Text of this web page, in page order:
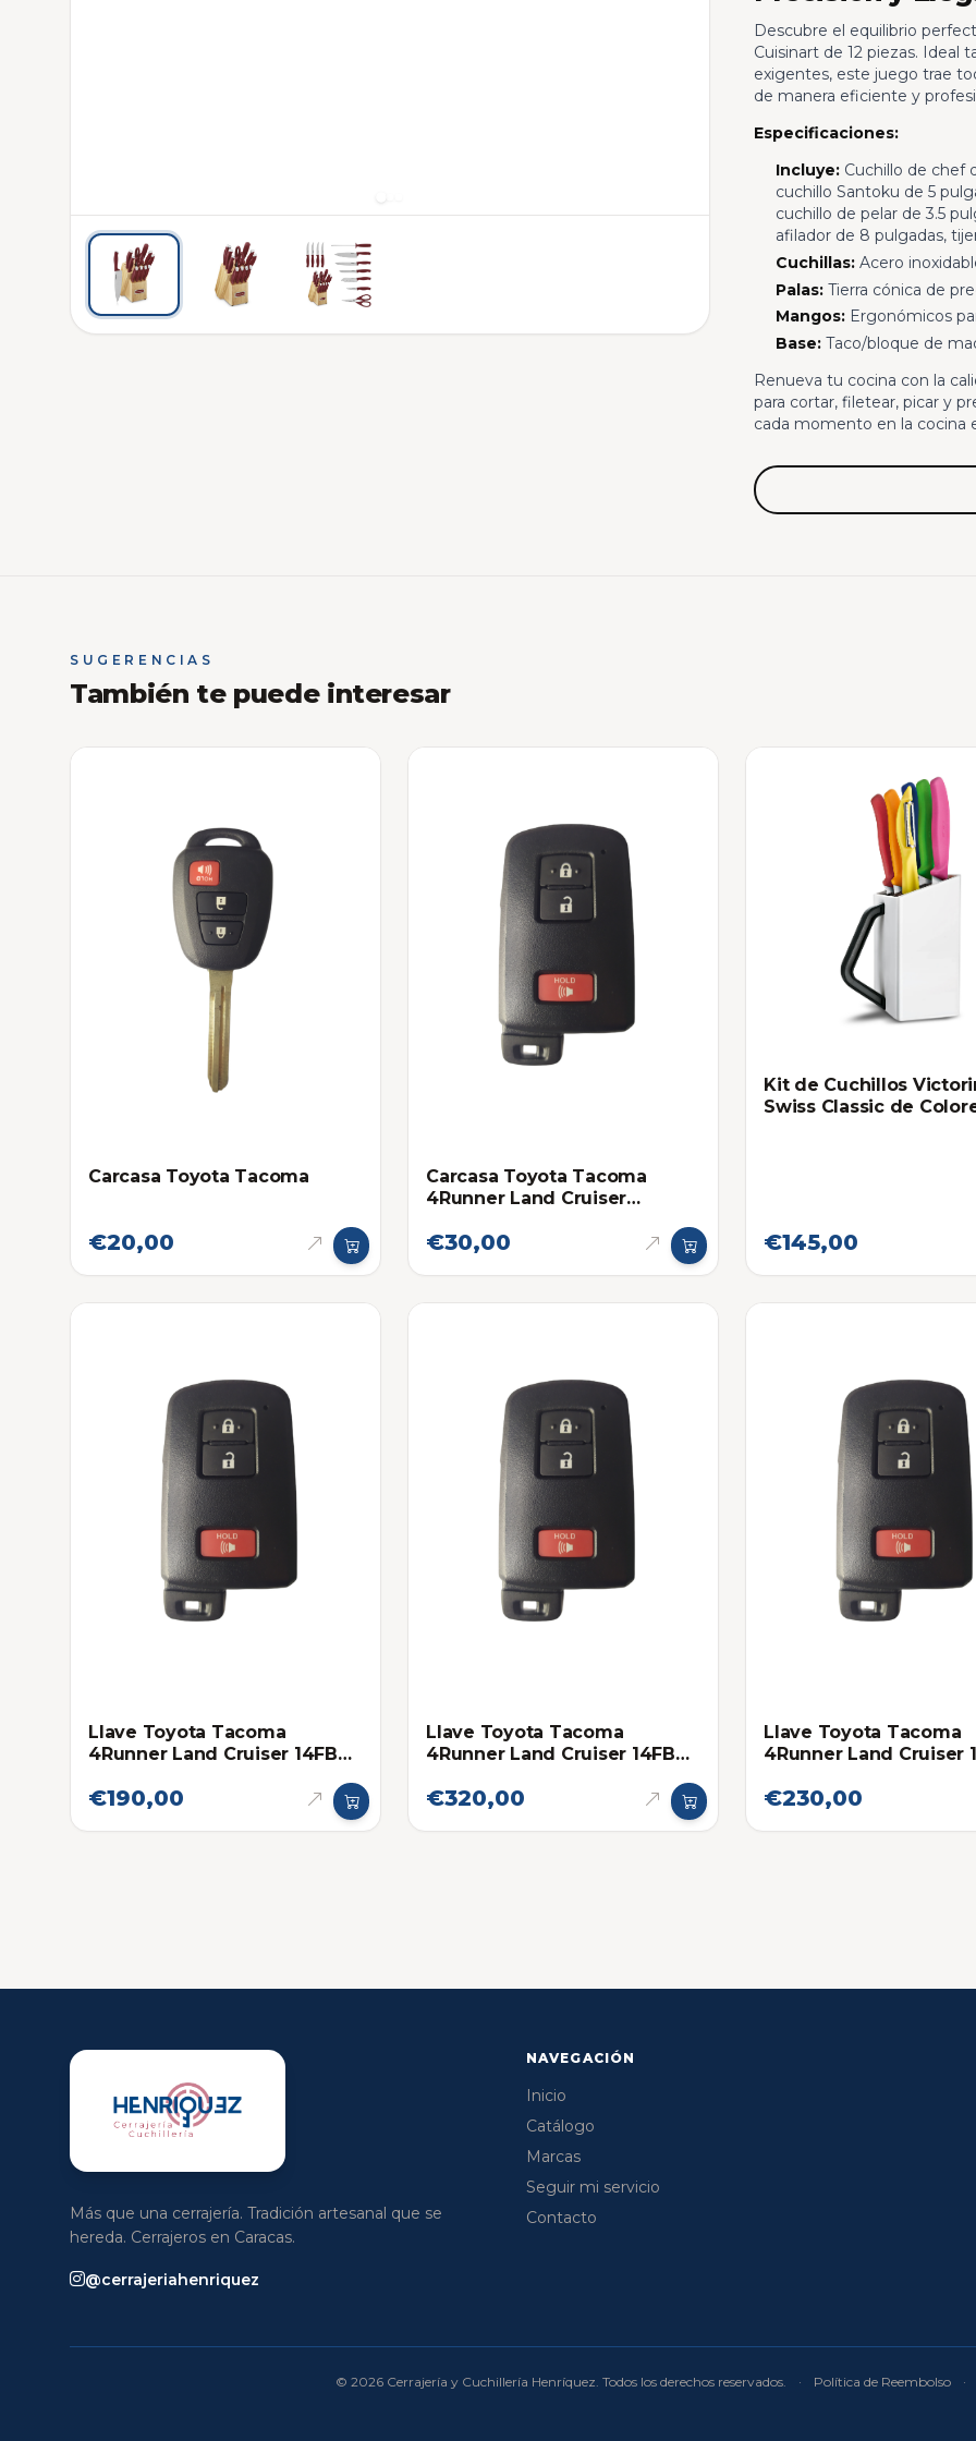
Descubre el equilibrio
Cuisinart de 12 piezas. Ideal
exigentes, este juego trae
de manera eficiente y
Especificaciones:
Incluye:Cuchillo de chef
cuchillo Santoku de 5
cuchillo de pelar de 3.5
afilador de 8 pulgadas,
Cuchillas:Acero
Palas:Tierra cónica de
Mangos:Ergonómicos
Base:Taco/bloque de
Renueva tu cocina con la
para cortar, filetear, picar y
cada momento en la cocina
SUGERENCIAS
También te puede interesar
Carcasa Toyota Tacoma
€20,00
Carcasa Toyota Tacoma
4Runner Land Cruiser
€30,00
Kit de Cuchillos
Swiss Classic de
€145,00
Llave Toyota Tacoma
4Runner Land Cruiser 14FBA
€190,00
Llave Toyota Tacoma
4Runner Land Cruiser 14FBA
€320,00
Llave Toyota Tacoma
4Runner Land Cruiser
€230,00
Más que una cerrajería. Tradición artesanal que se
hereda. Cerrajeros en Caracas.
@cerrajeriahenriquez
NAVEGACIÓN
Inicio
Catálogo
Marcas
Seguir mi servicio
Contacto
© 2026 Cerrajería y Cuchillería Henríquez. Todos los derechos reservados. · Política de Reembolso ·